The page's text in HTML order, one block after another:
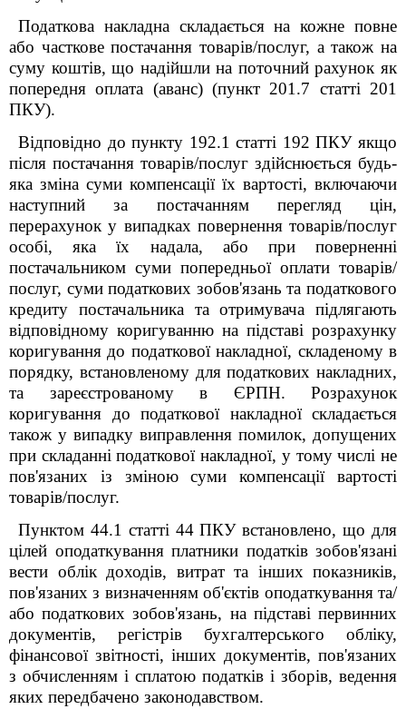
Податкова накладна складається на кожне повне
або часткове постачання товарів/послуг, а також на
суму коштів, що надійшли на поточний рахунок як
попередня оплата (аванс) (пункт 201.7 статті 201
ПКУ).
Відповідно до пункту 192.1 статті 192 ПКУ якщо
після постачання товарів/послуг здійснюється будь-
яка зміна суми компенсації їх вартості, включаючи
наступний за постачанням перегляд цін,
перерахунок у випадках повернення товарів/послуг
особі, яка їх надала, або при поверненні
постачальником суми попередньої оплати товарів/
послуг, суми податкових зобов'язань та податкового
кредиту постачальника та отримувача підлягають
відповідному коригуванню на підставі розрахунку
коригування до податкової накладної, складеному в
порядку, встановленому для податкових накладних,
та зареєстрованому в ЄРПН. Розрахунок
коригування до податкової накладної складається
також у випадку виправлення помилок, допущених
при складанні податкової накладної, у тому числі не
пов'язаних із зміною суми компенсації вартості
товарів/послуг.
Пунктом 44.1 статті 44 ПКУ встановлено, що для
цілей оподаткування платники податків зобов'язані
вести облік доходів, витрат та інших показників,
пов'язаних з визначенням об'єктів оподаткування та/
або податкових зобов'язань, на підставі первинних
документів, регістрів бухгалтерського обліку,
фінансової звітності, інших документів, пов'язаних
з обчисленням і сплатою податків і зборів, ведення
яких передбачено законодавством.